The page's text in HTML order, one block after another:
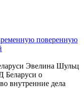
поверенную
Эвелина Шульц
Беларуси о
внутренние дела